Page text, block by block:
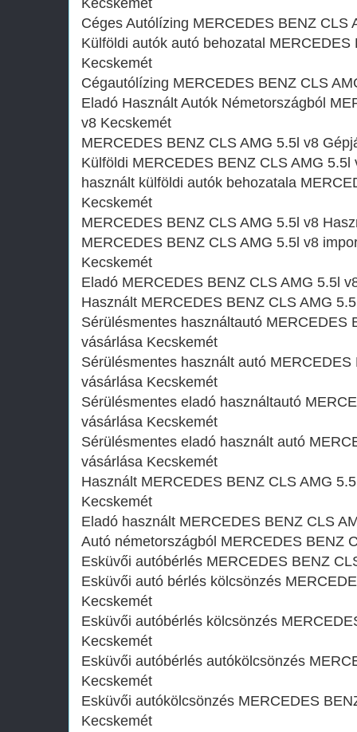
Kecskemét
Céges Autólízing MERCEDES BENZ CLS
Külföldi autók‎ autó behozatal MERCEDES
Kecskemét
Cégautólízing MERCEDES BENZ CLS
Eladó Használt Autók Németországból
v8 Kecskemét
MERCEDES BENZ CLS AMG 5.5l v8
Külföldi MERCEDES BENZ CLS AMG
használt külföldi autók behozatala
Kecskemét
MERCEDES BENZ CLS AMG 5.5l v8
MERCEDES BENZ CLS AMG 5.5l v8
Kecskemét
Eladó MERCEDES BENZ CLS AMG 5.5l
Használt MERCEDES BENZ CLS AMG
Sérülésmentes használtautó MERCEDES
vásárlása Kecskemét
Sérülésmentes használt autó
vásárlása Kecskemét
Sérülésmentes eladó használtautó
vásárlása Kecskemét
Sérülésmentes eladó használt autó
vásárlása Kecskemét
Használt MERCEDES BENZ CLS AMG
Kecskemét
Eladó használt MERCEDES BENZ CLS
Autó németországból MERCEDES BENZ
Esküvői autóbérlés MERCEDES BENZ
Esküvői autó bérlés kölcsönzés
Kecskemét
Esküvői autóbérlés kölcsönzés
Kecskemét
Esküvői autóbérlés autókölcsönzés
Kecskemét
Esküvői autókölcsönzés MERCEDES
Kecskemét